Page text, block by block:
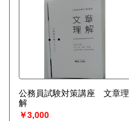
公務員試験対策講座 文章理
解
￥3,000